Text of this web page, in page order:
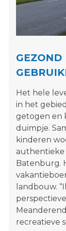
GEZOND
Het hele
in het
getogen en
duimpje.
kinderen
authentieke
Batenburg.
landbouw.
recreatieve